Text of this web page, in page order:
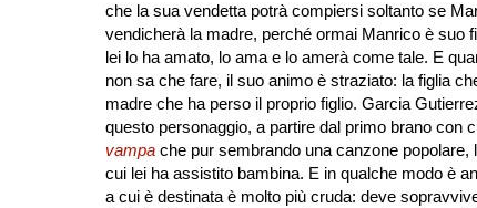
che la sua vendetta potrà compiersi soltanto se
vendicherà la madre, perché ormai Manrico è suo
lei lo ha amato, lo ama e lo amerà come tale. E
non sa che fare, il suo animo è straziato: la figlia
madre che ha perso il proprio figlio. Garcia
questo personaggio, a partire dal primo brano con
vampache pur sembrando una canzone popolare,
cui lei ha assistito bambina. E in qualche modo è
a cui è destinata è molto più cruda: deve